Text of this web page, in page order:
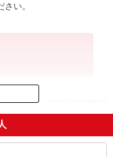
い。
150円
ID：AE0518308933